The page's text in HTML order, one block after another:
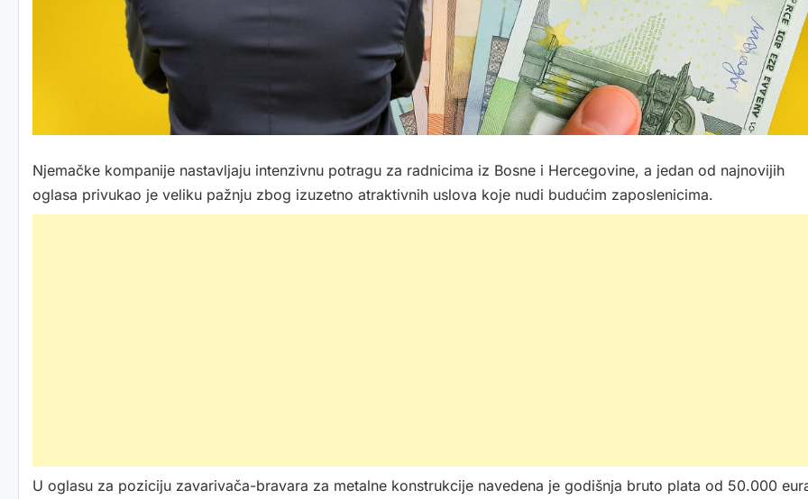
Njemačke kompanije nastavljaju intenzivnu potragu za radnicima iz Bosne i Hercegovine, a jedan od najnovijih
oglasa privukao je veliku pažnju zbog izuzetno atraktivnih uslova koje nudi budućim zaposlenicima.
U oglasu za poziciju zavarivača-bravara za metalne konstrukcije navedena je godišnja bruto plata od 50.000